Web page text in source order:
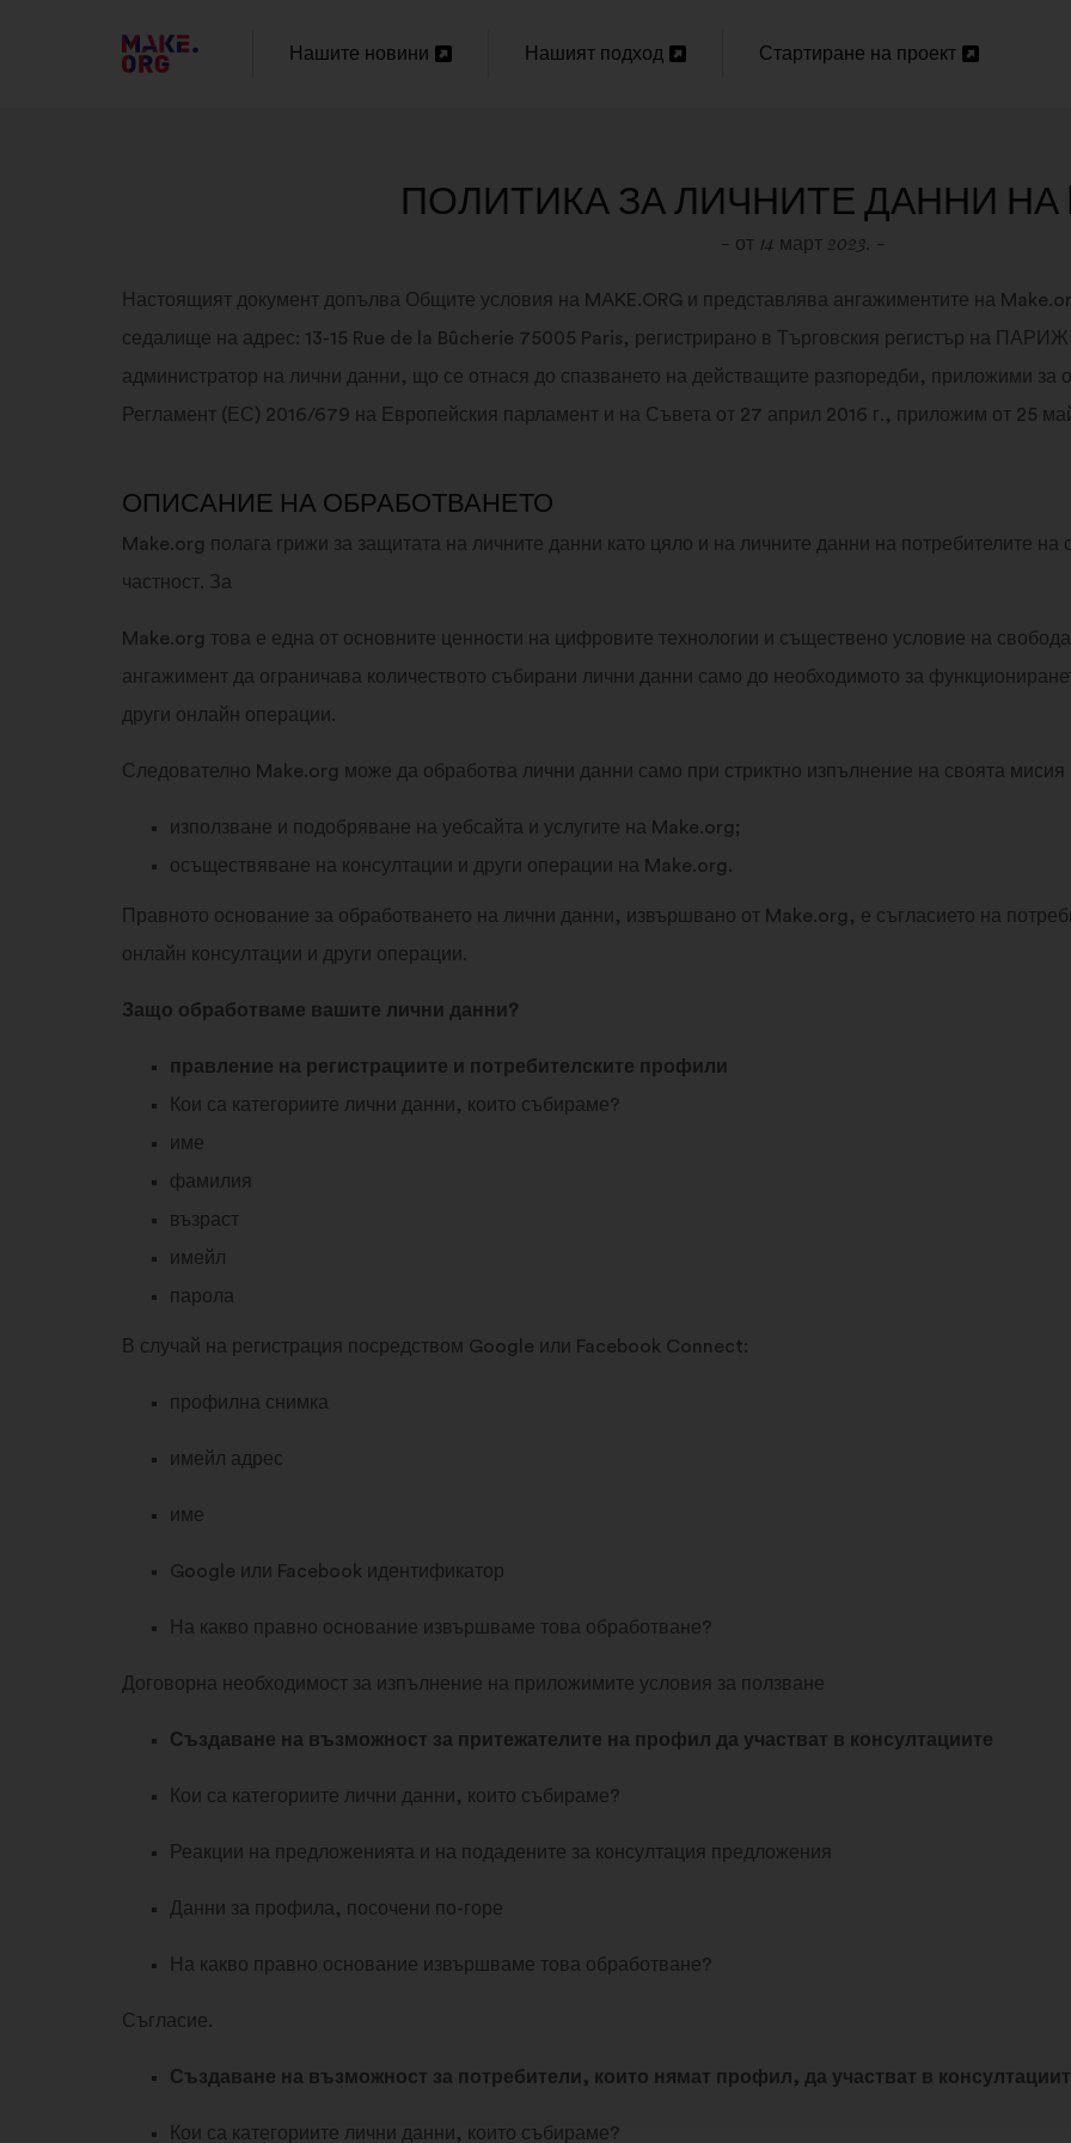
ОТИДЕТЕ
MAKE.ORG
Нашите новини
Нашият подход
раздел
Стартиране на проект
раздел
ПОЛИТИКА ЗА ЛИЧНИТЕ ДАННИ НА
- от 14 март 2023. -
Настоящият документ допълва Общите условия на MAKE.ORG и представлява ангажиментите на
седалище на адрес: 13-15 Rue de la Bûcherie 75005 Paris, регистрирано в Търговския регистър на
администратор на лични данни, що се отнася до спазването на действащите разпоредби, приложими за
Регламент (ЕС) 2016/679 на Европейския парламент и на Съвета от 27 април 2016 г., приложим от 25
ОПИСАНИЕ НА ОБРАБОТВАНЕТО
Make.org полага грижи за защитата на личните данни като цяло и на личните данни на потребителите на
частност. За
Make.org това е една от основните ценности на цифровите технологии и съществено условие на
ангажимент да ограничава количеството събирани лични данни само до необходимото за
други онлайн операции.
Следователно Make.org може да обработва лични данни само при стриктно изпълнение на своята мисия
използване и подобряване на уебсайта и услугите на Make.org;
осъществяване на консултации и други операции на Make.org.
Правното основание за обработването на лични данни, извършвано от Make.org, е съгласието на
онлайн консултации и други операции.
Защо обработваме вашите лични данни?
правление на регистрациите и потребителските профили
Кои са категориите лични данни, които събираме?
име
фамилия
възраст
имейл
парола
В случай на регистрация посредством Google или Facebook Connect:
профилна снимка
имейл адрес
име
Google или Facebook идентификатор
На какво правно основание извършваме това обработване?
Договорна необходимост за изпълнение на приложимите условия за ползване
Създаване на възможност за притежателите на профил да участват в консултациите
Кои са категориите лични данни, които събираме?
Реакции на предложенията и на подадените за консултация предложения
Данни за профила, посочени по-горе
На какво правно основание извършваме това обработване?
Съгласие.
Създаване на възможност за потребители, които нямат профил, да участват в
Кои са категориите лични данни, които събираме?